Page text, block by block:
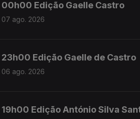
00h00 Edição Gaelle Castro
07 ago. 2026
23h00 Edição Gaelle de Castro
06 ago. 2026
19h00 Edição António Silva